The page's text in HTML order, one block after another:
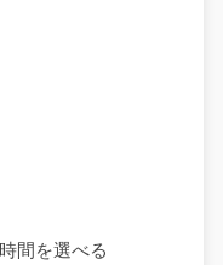
間を選べる